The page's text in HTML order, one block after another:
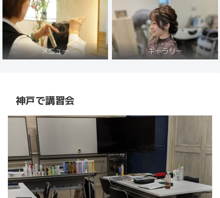
メニュー ギャラリー
神戸で講習会